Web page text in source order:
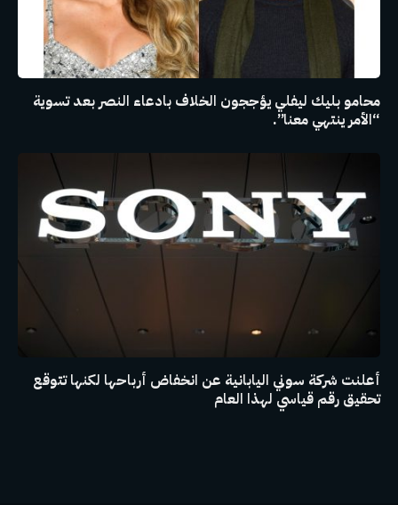
محامو بليك ليفلي يؤججون الخلاف بادعاء النصر بعد تسوية
“الأمر ينتهي معنا”.
أعلنت شركة سوني اليابانية عن انخفاض أرباحها لكنها تتوقع
تحقيق رقم قياسي لهذا العام